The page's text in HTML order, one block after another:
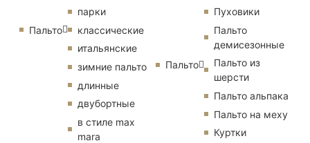
Пальто
парки
классические
итальянские
зимние пальто
длинные
двубортные
в стиле max
mara
Пальто
Пуховики
Пальто
демисезонные
Пальто из
шерсти
Пальто альпака
Пальто на меху
Куртки